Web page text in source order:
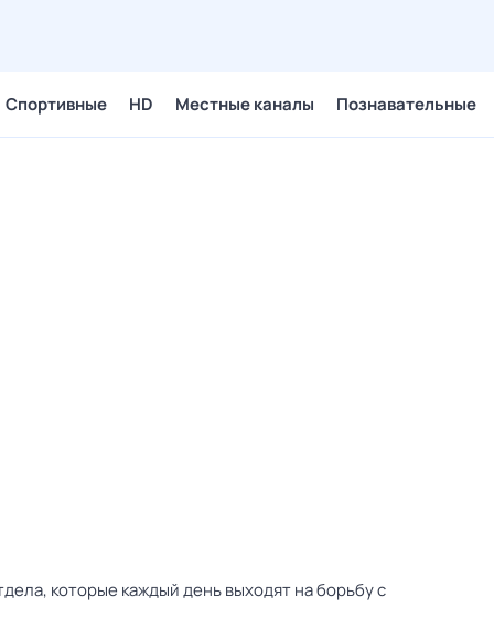
Спортивные HD Местные каналы Познавательные
которые каждый день выходят на борьбу с